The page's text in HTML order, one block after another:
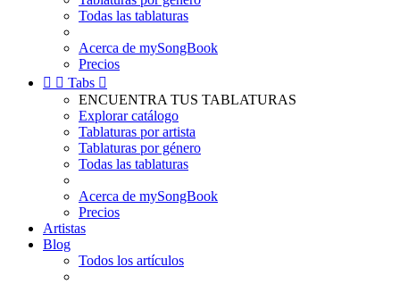
Todas las tablaturas
Acerca de mySongBook
Precios
  Tabs 
ENCUENTRA TUS TABLATURAS
Explorar catálogo
Tablaturas por artista
Tablaturas por género
Todas las tablaturas
Acerca de mySongBook
Precios
Artistas
Blog
Todos los artículos